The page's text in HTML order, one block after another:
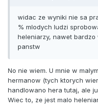
widac ze wyniki nie sa
% mlodych ludzi
heleniarzy, nawet
panstw
No nie wiem. U mnie w
hermanow (tych ktorych
handlowano hera tutaj, ale
Wiec to, ze jest malo